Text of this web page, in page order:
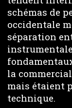
schémas de
occidentale
séparation
la
mais étaient
technique.